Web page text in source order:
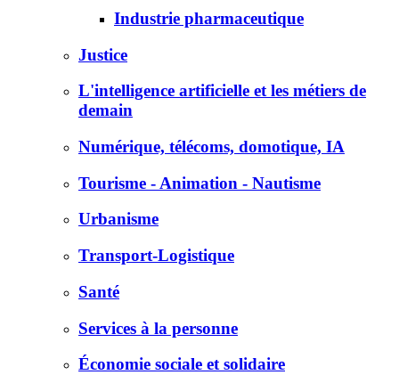
Industrie pharmaceutique
Justice
L'intelligence artificielle et les métiers de
demain
Numérique, télécoms, domotique, IA
Tourisme - Animation - Nautisme
Urbanisme
Transport-Logistique
Santé
Services à la personne
Économie sociale et solidaire